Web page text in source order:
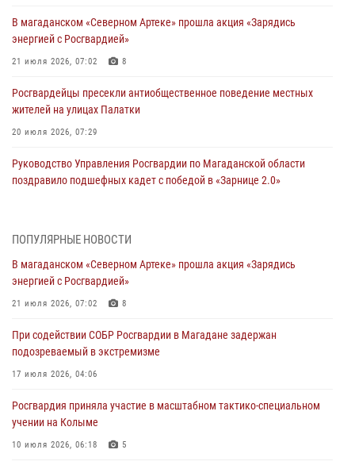
В магаданском «Северном Артеке» прошла акция «Зарядись
энергией с Росгвардией»
21 июля 2026, 07:02 8
Росгвардейцы пресекли антиобщественное поведение местных
жителей на улицах Палатки
20 июля 2026, 07:29
Руководство Управления Росгвардии по Магаданской области
поздравило подшефных кадет с победой в «Зарнице 2.0»
При содействии СОБР Росгвардии в Магадане задержан
«Каникулы с Росгвардией» продолжаются на Колыме
Начальник Главного штаба – первый заместитель директора
Росгвардии Герой России генерал-полковник Сергей Бойко
15 июля 2026, 06:21
Кинологический тандем из Магадана завоевал бронзу на
ПОПУЛЯРНЫЕ НОВОСТИ
В магаданском «Северном Артеке» прошла акция «Зарядись
энергией с Росгвардией»
21 июля 2026, 07:02 8
При содействии СОБР Росгвардии в Магадане задержан
подозреваемый в экстремизме
17 июля 2026, 04:06
Росгвардия приняла участие в масштабном тактико-специальном
учении на Колыме
10 июля 2026, 06:18 5